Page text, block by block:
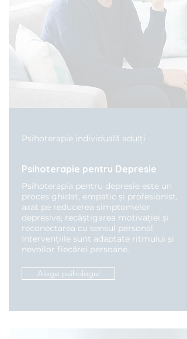
Psihoterapie individuală adulți
Psihoterapie pentru Depresie
Psihoterapia pentru depresie este un
proces ghidat, empatic și profesionist,
axat pe reducerea simptomelor
depresive, recâștigarea motivației și
reconectarea cu sensul personal.
Intervențiile sunt adaptate ritmului și
nevoilor fiecărei persoane.
Alege psihologul